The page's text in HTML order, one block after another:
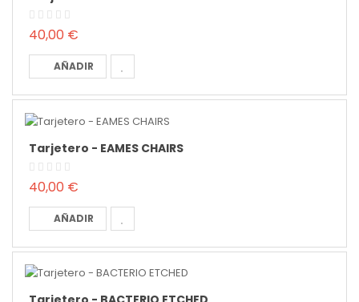
40,00 €
AÑADIR
Tarjetero - EAMES CHAIRS
40,00 €
AÑADIR